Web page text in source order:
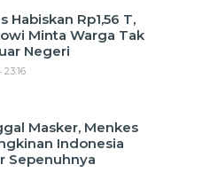
Habiskan Rp1,56 T,
Minta Warga Tak
Negeri
Masker, Menkes
Indonesia
Sepenuhnya